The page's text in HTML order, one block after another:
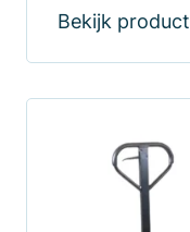
Bekijk product